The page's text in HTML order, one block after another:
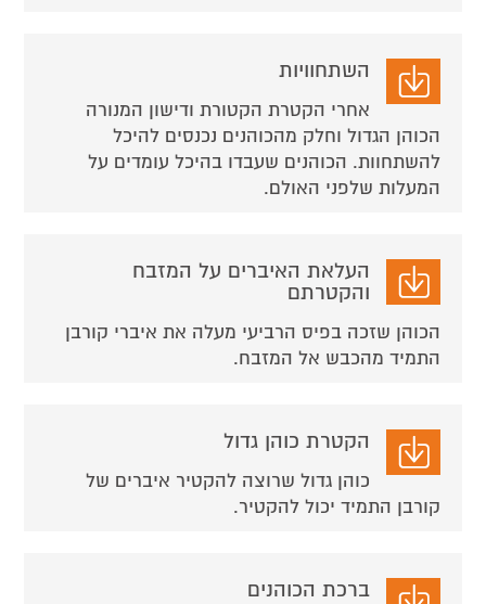
השתחוויות
אחרי הקטרת הקטורת ודישון המנורה
הכוהן הגדול וחלק מהכוהנים נכנסים להיכל
להשתחוות. הכוהנים שעבדו בהיכל עומדים על
המעלות שלפני האולם.
העלאת האיברים על המזבח
והקטרתם
הכוהן שזכה בפיס הרביעי מעלה את איברי קורבן
התמיד מהכבש אל המזבח.
הקטרת כוהן גדול
כוהן גדול שרוצה להקטיר איברים של
קורבן התמיד יכול להקטיר.
ברכת הכוהנים